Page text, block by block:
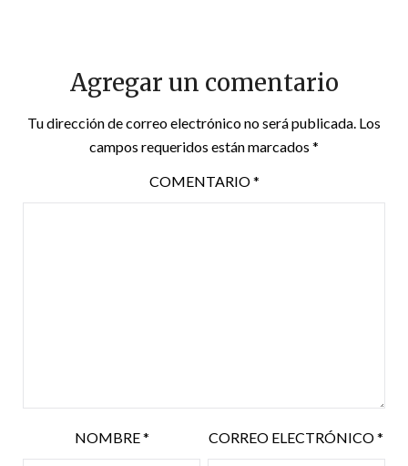
Agregar un comentario
Tu dirección de correo electrónico no será publicada. Los
campos requeridos están marcados *
COMENTARIO*
NOMBRE* CORREO ELECTRÓNICO*